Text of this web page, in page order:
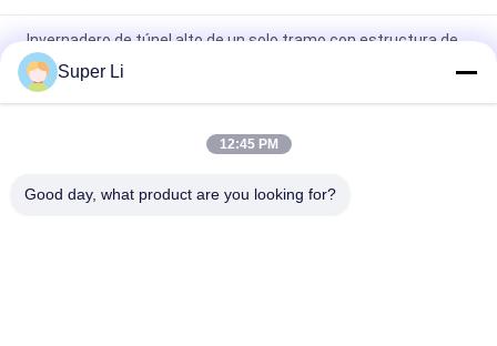
Invernadero de túnel alto de un solo tramo con estructura de
tubo de acero galvanizado en caliente y cubierta de película de
PE de 150/200 micras con ventilación enrollable manual o
eléctrica
PE de 150/200 micras con ventilación manual o eléctrica
Super Li
12:45 PM
Good day, what product are you looking for?